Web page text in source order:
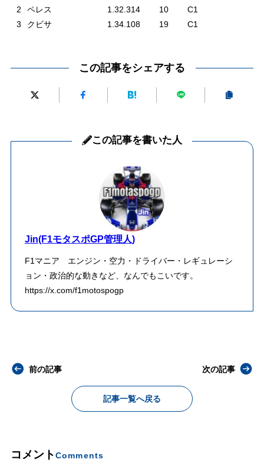
2
ペレス 1.32.314 10
C1
3
クビサ 1.34.108 19 C1
この記事をシェアする
この記事を書いた人
Jin(F1モタスポGP管理人)
F1マニア エンジン・空力・ドライバー・レギュレーシ
ョン・政治的な動きなど、なんでもこいです。
https://x.com/f1motospogp
前の記事
記事一覧へ戻る
次の記事
コメントComments